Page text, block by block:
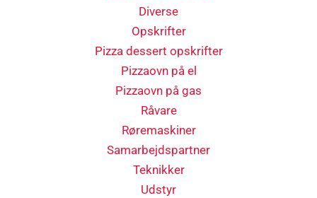
Diverse
Opskrifter
Pizza dessert opskrifter
Pizzaovn på el
Pizzaovn på gas
Råvare
Røremaskiner
Samarbejdspartner
Teknikker
Udstyr